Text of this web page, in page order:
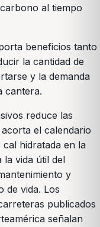
al tiempo
beneficios tanto
la cantidad de
y la demanda
cantera.
reduce las
el calendario
hidratada en la
la vida útil del
y
de vida. Los
publicados
señalan